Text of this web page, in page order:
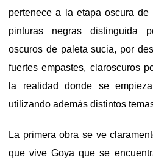
pertenece a la etapa oscura
pinturas negras distinguida
oscuros de paleta sucia, por
fuertes empastes, claroscuros
la realidad donde se
utilizando además distintos
La primera obra se ve
que vive Goya que se